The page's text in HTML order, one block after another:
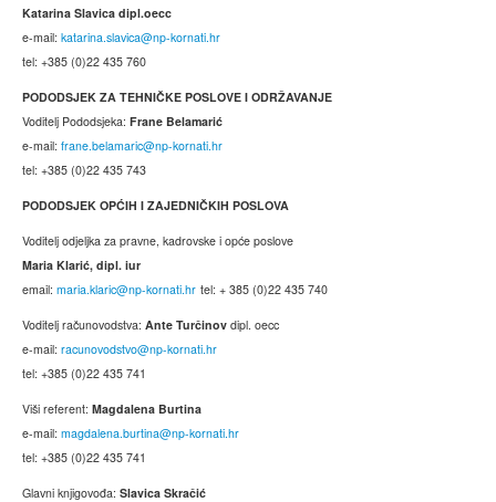
Katarina Slavica dipl.oecc
e-mail: katarina.slavica@np-kornati.hr
tel: +385 (0)22 435 760
PODODSJEK ZA TEHNIČKE POSLOVE I ODRŽAVANJE
Voditelj Pododsjeka: Frane Belamarić
e-mail: frane.belamaric@np-kornati.hr
tel: +385 (0)22 435 743
PODODSJEK OPĆIH I ZAJEDNIČKIH POSLOVA
Voditelj odjeljka za pravne, kadrovske i opće poslove
Maria Klarić, dipl. iur
email: maria.klaric@np-kornati.hr tel: + 385 (0)22 435 740
Voditelj računovodstva: Ante Turčinov dipl. oecc
e-mail: racunovodstvo@np-kornati.hr
tel: +385 (0)22 435 741
Viši referent: Magdalena Burtina
e-mail: magdalena.burtina@np-kornati.hr
tel: +385 (0)22 435 741
Glavni knjigovođa: Slavica Skračić